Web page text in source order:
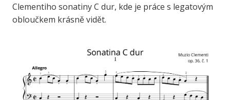
Clementiho sonatiny C dur, kde je práce s legatovým
obloučkem krásně vidět.